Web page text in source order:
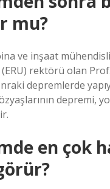
mu?
ve inşaat
rektörü olan
depremlerde
depremi,
en çok